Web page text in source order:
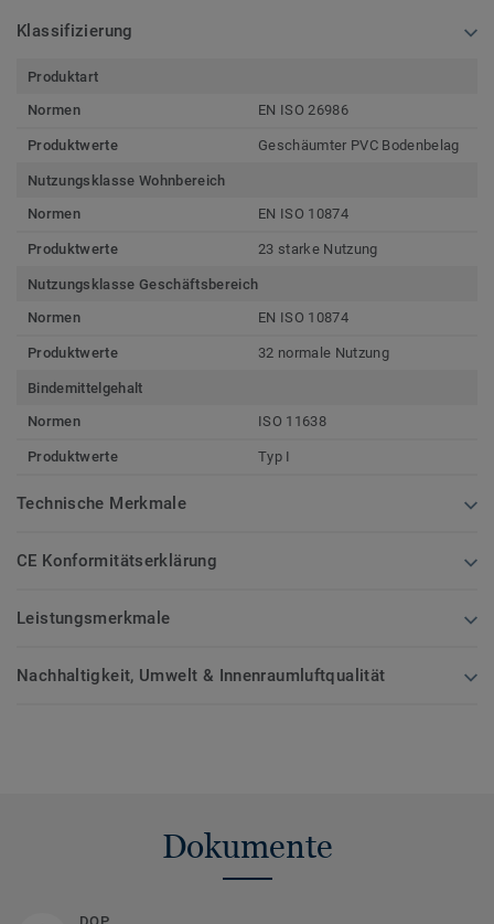
Klassifizierung
Produktart
Normen
EN ISO 26986
Produktwerte Geschäumter PVC Bodenbelag
Nutzungsklasse Wohnbereich
Normen
EN ISO 10874
Produktwerte 23 starke Nutzung
Nutzungsklasse Geschäftsbereich
Normen
EN ISO 10874
Produktwerte 32 normale Nutzung
Bindemittelgehalt
Normen
ISO 11638
Produktwerte Typ I
Technische Merkmale
CE Konformitätserklärung
Leistungsmerkmale
Nachhaltigkeit, Umwelt & Innenraumluftqualität
Dokumente